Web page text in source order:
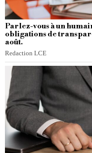
Parlez-vous à un
obligations de
août.
Redaction LCE